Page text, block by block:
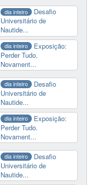
dia inteiro
Desafio
Universitário de
Nautide...
dia inteiro
Exposição:
Perder Tudo.
Novament...
dia inteiro
Desafio
Universitário de
Nautide...
dia inteiro
Exposição:
Perder Tudo.
Novament...
dia inteiro
Desafio
Universitário de
Nautide...